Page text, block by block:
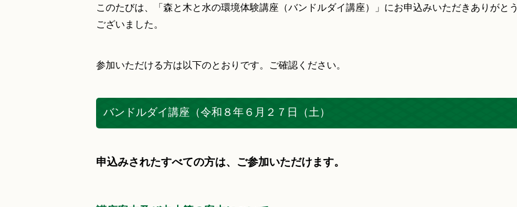
このたびは、「森と木と水の環境体験講座（バンドルダイ講座）」にお申込みいただきありがとう
ございました。
参加いただける方は以下のとおりです。ご確認ください。
バンドルダイ講座（令和８年６月２７日（土）
申込みされたすべての方は、ご参加いただけます。